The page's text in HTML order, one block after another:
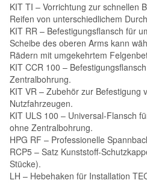
KIT TI – Vorrichtung zur schnellen
Reifen von unterschiedlichem
KIT RR – Befestigungsﬂansch für
Scheibe des oberen Arms kann
Rädern mit umgekehrtem
KIT CCR 100 –
Zentralbohrung.
KIT VR – Zubehör zur Befestigung
Nutzfahrzeugen.
KIT ULS 100 – Universal-Flansch
ohne Zentralbohrung.
HPG RF – Professionelle
RCP5 – Satz Kunststoff-
Stücke).
LH – Hebehaken für Installation